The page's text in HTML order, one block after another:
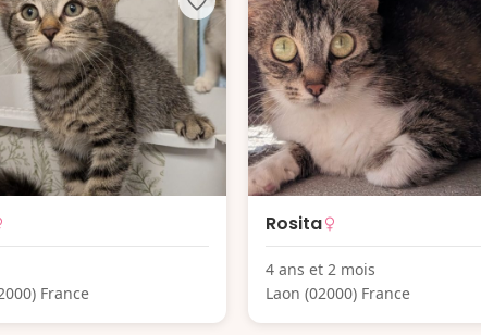
France
Rosita
4 ans et 2 mois
Laon (02000) France